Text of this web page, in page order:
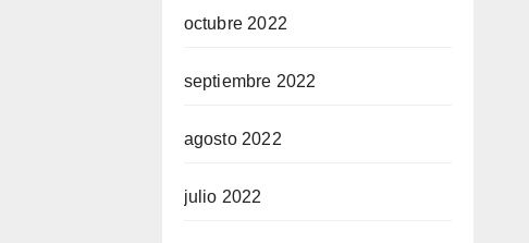
octubre 2022
septiembre 2022
agosto 2022
julio 2022